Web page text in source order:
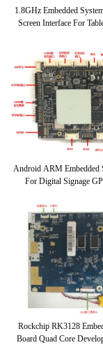
1.8GHz Embedded
Screen Interface For
Android ARM Embedded
For Digital Signage
Rockchip RK3128
Board Quad Core